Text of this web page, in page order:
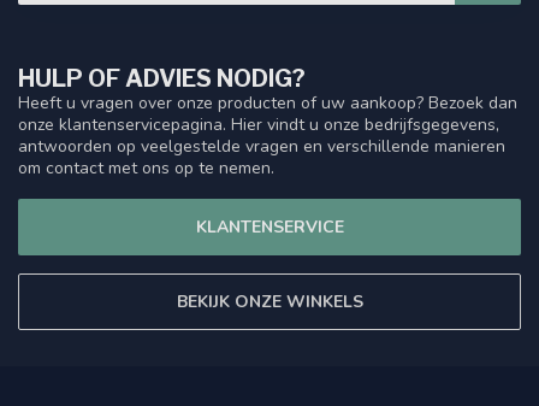
HULP OF ADVIES NODIG?
Heeft u vragen over onze producten of uw aankoop? Bezoek dan
onze klantenservicepagina. Hier vindt u onze bedrijfsgegevens,
antwoorden op veelgestelde vragen en verschillende manieren
om contact met ons op te nemen.
KLANTENSERVICE
BEKIJK ONZE WINKELS